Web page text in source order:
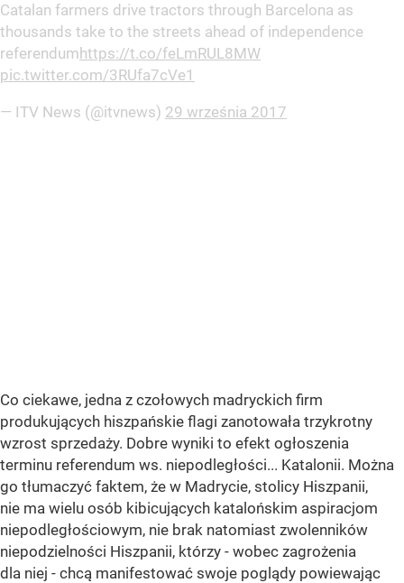
Catalan farmers drive tractors through Barcelona as
thousands take to the streets ahead of independence
referendum https://t.co/feLmRUL8MW
pic.twitter.com/3RUfa7cVe1
— ITV News (@itvnews) 29 września 2017
Co ciekawe, jedna z czołowych madryckich firm
produkujących hiszpańskie flagi zanotowała trzykrotny
wzrost sprzedaży. Dobre wyniki to efekt ogłoszenia
terminu referendum ws. niepodległości... Katalonii. Można
go tłumaczyć faktem, że w Madrycie, stolicy Hiszpanii,
nie ma wielu osób kibicujących katalońskim aspiracjom
niepodległościowym, nie brak natomiast zwolenników
niepodzielności Hiszpanii, którzy - wobec zagrożenia
dla niej - chcą manifestować swoje poglądy powiewając